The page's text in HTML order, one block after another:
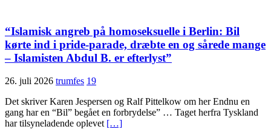
“Islamisk angreb på homoseksuelle i Berlin: Bil
kørte ind i pride-parade, dræbte en og sårede mange
– Islamisten Abdul B. er efterlyst”
26. juli 2026 trumfes 19
Det skriver Karen Jespersen og Ralf Pittelkow om her Endnu en
gang har en “Bil” begået en forbrydelse” … Taget herfra Tyskland
har tilsyneladende oplevet […]